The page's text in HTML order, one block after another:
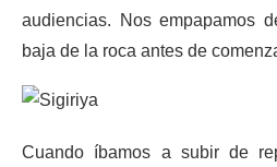
audiencias. Nos empapamos
baja de la roca antes de
Cuando íbamos a subir de